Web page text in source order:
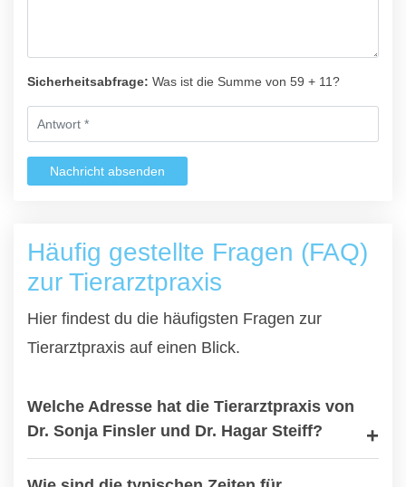
Sicherheitsabfrage: Was ist die Summe von 59 + 11?
Nachricht absenden
Häufig gestellte Fragen (FAQ)
zur Tierarztpraxis
Hier findest du die häufigsten Fragen zur
Tierarztpraxis auf einen Blick.
Welche Adresse hat die Tierarztpraxis von
Dr. Sonja Finsler und Dr. Hagar Steiff?